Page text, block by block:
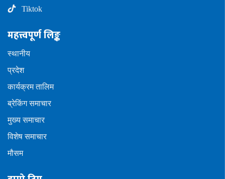
Tiktok
महत्त्वपूर्ण लिङ्क
स्थानीय
प्रदेश
कार्यक्रम तालिम
ब्रेकिंग समाचार
मुख्य समाचार
विशेष समाचार
मौसम